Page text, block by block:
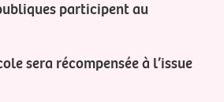
participent au
sera récompensée à l’issue